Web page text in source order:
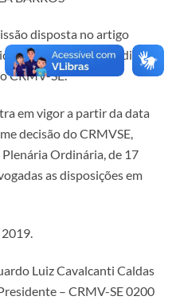
disposta no artigo
bem como, subsidiar
CRMV-SE.
em vigor a partir da data
decisão do CRMVSE,
Ordinária, de 17
as disposições em
Luiz Cavalcanti Caldas
– CRMV-SE 0200